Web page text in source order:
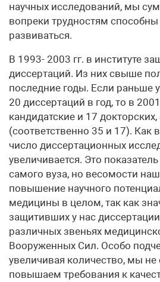
научных исследований, мы
вопреки трудностям
развиваться.
В 1993- 2003 гг. в институте
диссертаций. Из них свыше
последние годы. Если раньше
20 диссертаций в год, то в
кандидатские и 17 докторских,
(соответственно 35 и 17). Как
число диссертационных
увеличивается. Это
самого вуза, но весомости
повышение научного
медицины в целом, так как
защитивших у нас диссертации
различных звеньях
Вооруженных Сил. Особо
увеличивая количество, мы не
повышаем требования к